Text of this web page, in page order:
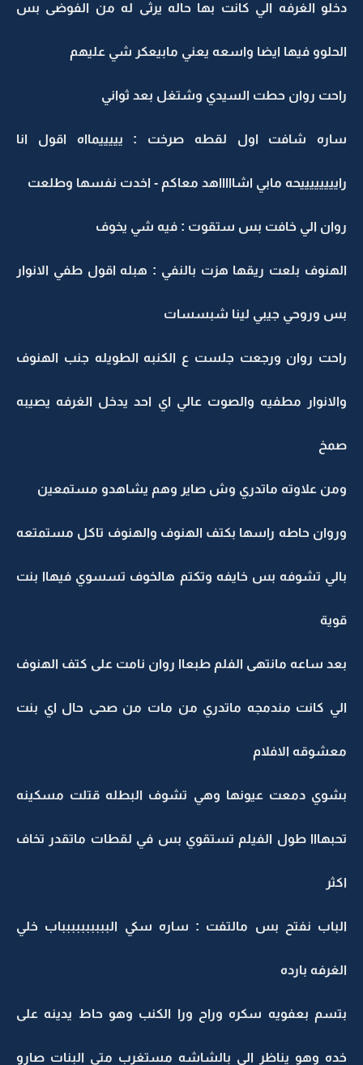
دخلو الغرفه الي كانت بها حاله يرثى له من الفوضى بس
الحلوو فيها ايضا واسعه يعني مابيعكر شي عليهم
راحت روان حطت السيدي وشتغل بعد ثواني
ساره شافت اول لقطه صرخت : يييييمااه اقول انا
راييييييييحه مابي اشاااااهد معاكم - اخدت نفسها وطلعت
روان الي خافت بس ستقوت : فيه شي يخوف
الهنوف بلعت ريقها هزت بالنفي : هبله اقول طفي الانوار
بس وروحي جيبي لينا شبسسات
راحت روان ورجعت جلست ع الكنبه الطويله جنب الهنوف
والانوار مطفيه والصوت عالي اي احد يدخل الغرفه يصيبه
صمخ
ومن علاوته ماتدري وش صاير وهم يشاهدو مستمعين
وروان حاطه راسها بكتف الهنوف والهنوف تاكل مستمتعه
بالي تشوفه بس خايفه وتكتم هالخوف تسسوي فيهاا بنت
قوية
بعد ساعه مانتهى الفلم طبعاا روان نامت على كتف الهنوف
الي كانت مندمجه ماتدري من مات من صحى حال اي بنت
معشوقه الافلام
بشوي دمعت عيونها وهي تشوف البطله قتلت مسكينه
تحبهااا طول الفيلم تستقوي بس في لقطات ماتقدر تخاف
اكثر
الباب نفتح بس مالتفت : ساره سكي البببببببببباب خلي
الغرفه بارده
بتسم بعفويه سكره وراح ورا الكنب وهو حاط يدينه على
خده وهو يناظر الي بالشاشه مستغرب متى البنات صارو